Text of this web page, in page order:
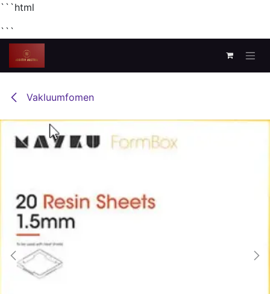
```html
```
Zum Inhalt springen
Vakluumfomen